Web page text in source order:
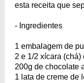
esta receita que
- Ingredientes
1 embalagem de
2 e 1/2 xícara (chá)
200g de chocolate
1 lata de creme de